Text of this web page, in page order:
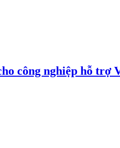
công nghiệp hỗ trợ